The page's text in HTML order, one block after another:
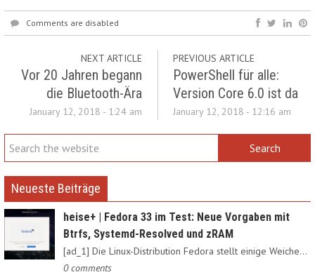
Comments are disabled
NEXT ARTICLE
Vor 20 Jahren begann
die Bluetooth-Ära
January 12, 2018 - 1:24 am
PREVIOUS ARTICLE
PowerShell für alle:
Version Core 6.0 ist da
January 12, 2018 - 12:16 am
Neueste Beiträge
heise+ | Fedora 33 im Test: Neue Vorgaben mit
Btrfs, Systemd-Resolved und zRAM
[ad_1] Die Linux-Distribution Fedora stellt einige Weichen neu:…
0 comments